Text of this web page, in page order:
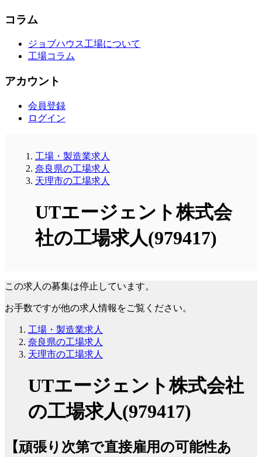
コラム
ジョブハウス工場について
工場コラム
アカウント
会員登録
ログイン
工場・製造業求人
奈良県の工場求人
天理市の工場求人
UTエージェント株式会
社の工場求人(979417)
この求人の募集は停止しています。
お手数ですが他の求人情報をご覧ください。
工場・製造業求人
奈良県の工場求人
天理市の工場求人
UTエージェント株式会社
の工場求人(979417)
【頑張り次第で直接雇用の可能性あ